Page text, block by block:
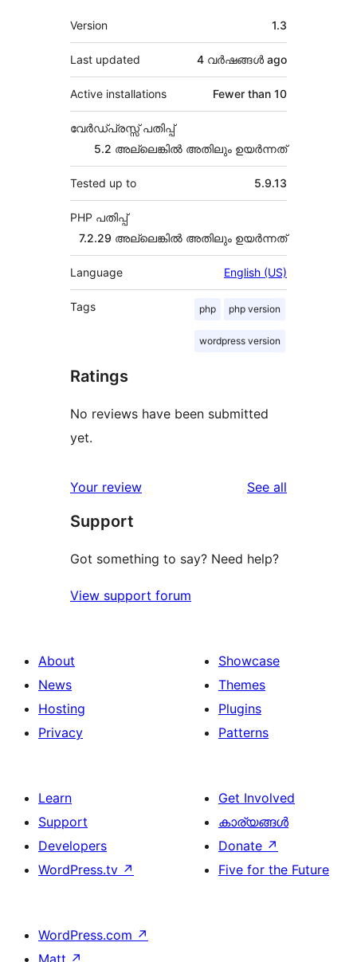
Meta
Version 1.3
Last updated 4 വര്‍ഷങ്ങള്‍ ago
Active installations Fewer than 10
വേർഡ്പ്രസ്സ് പതിപ്പ്
5.2 അല്ലെങ്കില്‍ അതിലും ഉയര്‍ന്നത്
Tested up to 5.9.13
PHP പതിപ്പ്
7.2.29 അല്ലെങ്കില്‍ അതിലും ഉയര്‍ന്നത്
Language English (US)
Tags php php version
wordpress version
Ratings
No reviews have been submitted
yet.
Your review See all
Support
Got something to say? Need help?
View support forum
About
News
Hosting
Privacy
Showcase
Themes
Plugins
Patterns
Learn
Support
Developers
WordPress.tv ↗
Get Involved
കാര്യങ്ങള്‍
Donate ↗
Five for the Future
WordPress.com ↗